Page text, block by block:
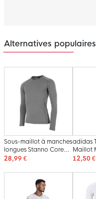
Alternatives populaires
Sous-maillot à manches
longues Stanno Core
gris
28,99 €
adidas
Maillot
12,50 €